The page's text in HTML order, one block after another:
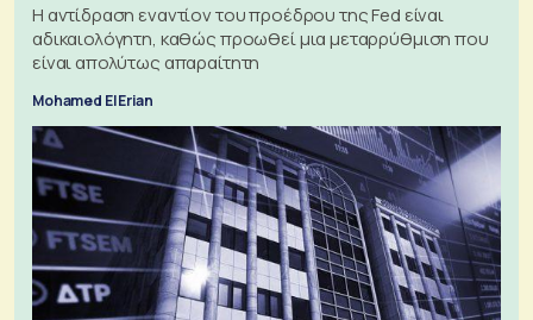
Η αντίδραση εναντίον του προέδρου της Fed είναι
αδικαιολόγητη, καθώς προωθεί μια μεταρρύθμιση που
είναι απολύτως απαραίτητη
Mohamed El Erian